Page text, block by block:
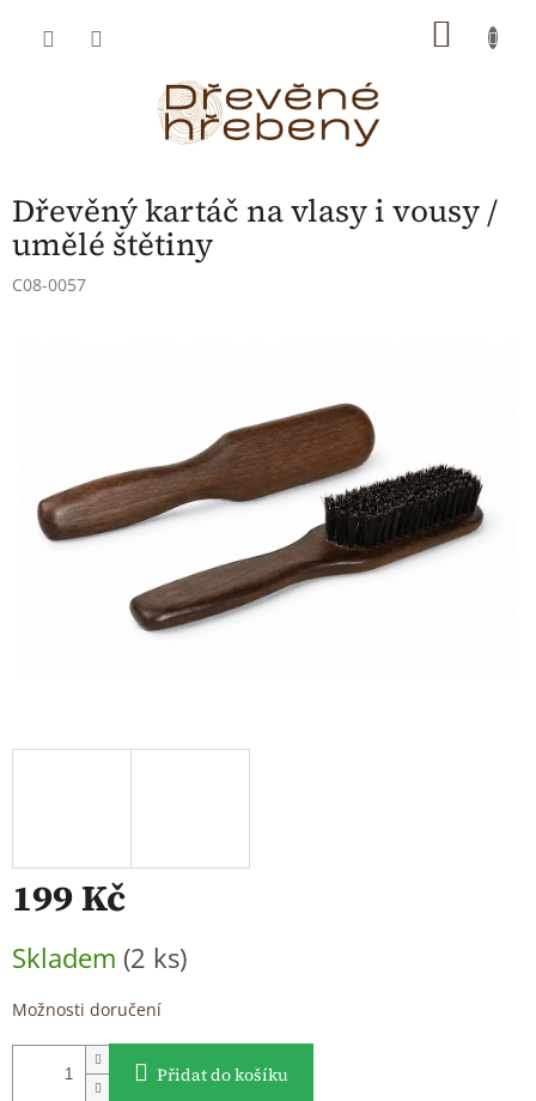
Dřevěný kartáč na vlasy i vousy /
umělé štětiny
C08-0057
199 Kč
cena:
Skladem (2 ks)
Možnosti doručení
Přidat do košíku